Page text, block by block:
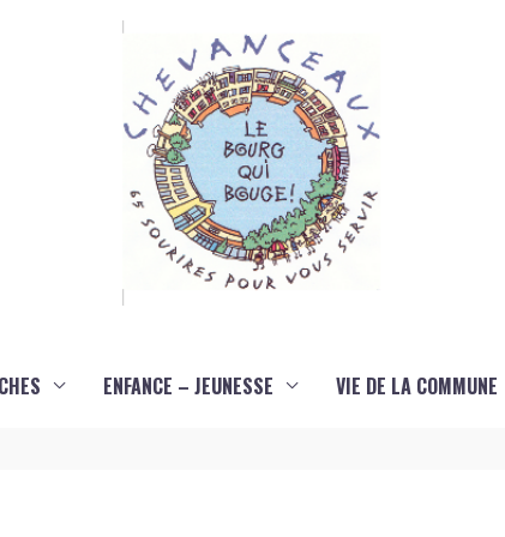
ENFANCE – JEUNESSE VIE DE LA COMMUNE